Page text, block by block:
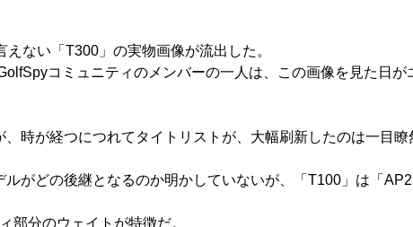
ない「T300」の実物画像が流出した。
コミュニティのメンバーの一人は、この画像を見た日
時が経つにつれてタイトリストが、大幅刷新したのは一目
がどの後継となるのか明かしていないが、「T100」は「
部分のウェイトが特徴だ。